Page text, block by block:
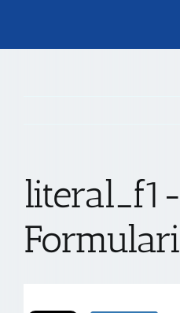
TRANSPARENCIA
CONTACTO
literal_f1-